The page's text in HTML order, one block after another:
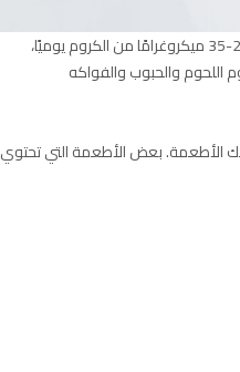
نقص الكروم نادر، ويحصل معظم الناس على ما يكفي من هذا المعدن من الطعام. يحتاج البالغون إلى 20-35 ميكروغرامًا من الكروم يوميًا،
والحبوب والفواكه
الأطعمة. بعض الأطعمة التي تحتوي